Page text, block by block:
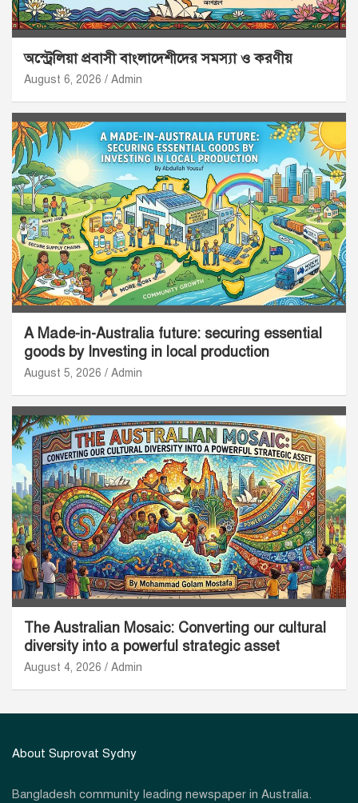
অস্ট্রেলিয়া প্রবাসী বাংলাদেশীদের সমস্যা ও করণীয়
August 6, 2026 Admin
A Made-in-Australia future: securing essential
goods by Investing in local production
August 5, 2026 Admin
The Australian Mosaic: Converting our cultural
diversity into a powerful strategic asset
August 4, 2026 Admin
About Suprovat Sydny
Bangladesh community leading newspaper in Australia.